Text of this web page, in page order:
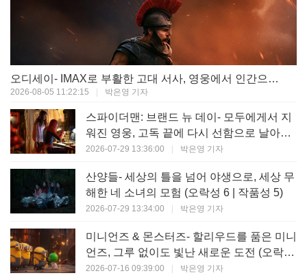
오디세이- IMAX로 부활한 고대 서사, 영웅에서 인간으로의 귀환 (오락성 9 | 작품성 9)
2026-08-05 11:22:15 박은영 기자
스파이더맨: 브랜드 뉴 데이- 모두에게서 지
워진 영웅, 고독 끝에 다시 선함으로 날아오
르다 (오락성 8 | 작품성 8)
2026-07-29 13:36:00 박은영 기자
산양들- 세상의 틀을 넘어 야생으로, 세상 무
해한 네 소녀의 모험 (오락성 6 | 작품성 5)
2026-07-29 13:34:00 박은영 기자
미니언즈 & 몬스터즈- 할리우드를 품은 미니
언즈, 그루 없이도 빛난 새로운 도전 (오락성
7 | 작품성 6)
2026-07-16 09:39:00 박은영 기자